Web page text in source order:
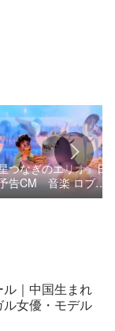
つなぎのエリオ』日
告CM 音楽 ロブ・
ン /
｜中国生まれ
女優・モデル